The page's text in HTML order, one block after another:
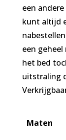
een
kunt altijd
een
het bed
uitstraling
Maten